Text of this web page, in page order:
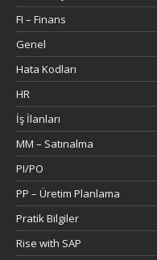
FI – Finans
Genel
Hata Kodları
HR
İş İlanları
MM – Satınalma
PI/PO
PP – Üretim Planlama
Pratik Bilgiler
Rise with SAP